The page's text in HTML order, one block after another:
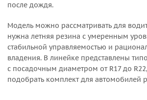
после дождя.
Модель можно рассматривать для
нужна летняя резина с умеренным
стабильной управляемостью и
владения. В линейке представлены
с посадочным диаметром от R17 до
подобрать комплект для автомобилей